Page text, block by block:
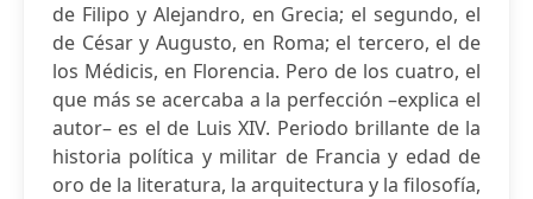
de Filipo y Alejandro, en Grecia; el segundo, el
de César y Augusto, en Roma; el tercero, el de
los Médicis, en Florencia. Pero de los cuatro, el
que más se acercaba a la perfección –explica el
autor– es el de Luis XIV. Periodo brillante de la
historia política y militar de Francia y edad de
oro de la literatura, la arquitectura y la filosofía,